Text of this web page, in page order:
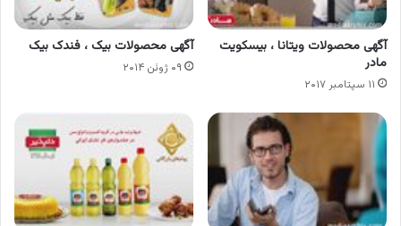
آگهی محصولات ویتانا ، بیسکویت
مادر
۱۱ سپتامبر ۲۰۱۷
آگهی محصولات بیک ، فندک بیک
۰۹ ژوئن ۲۰۱۴